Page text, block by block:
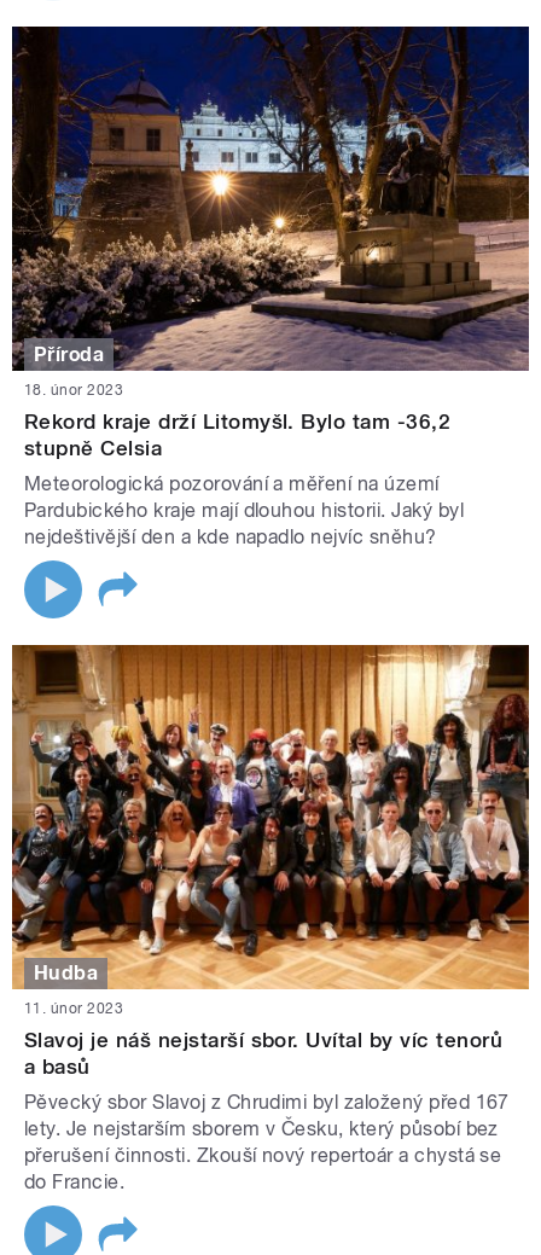
Příroda
18. únor 2023
Rekord kraje drží Litomyšl. Bylo tam -36,2
stupně Celsia
Meteorologická pozorování a měření na území
Pardubického kraje mají dlouhou historii. Jaký byl
nejdeštivější den a kde napadlo nejvíc sněhu?
Hudba
11. únor 2023
Slavoj je náš nejstarší sbor. Uvítal by víc tenorů
a basů
Pěvecký sbor Slavoj z Chrudimi byl založený před 167
lety. Je nejstarším sborem v Česku, který působí bez
přerušení činnosti. Zkouší nový repertoár a chystá se
do Francie.